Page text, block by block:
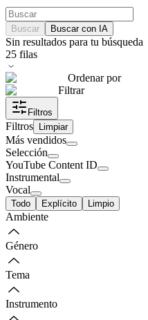
Buscar Buscar con IA
Sin resultados para tu búsqueda
25 filas
Ordenar por
Filtrar
Filtros
Filtros Limpiar
Más vendidos
Selección
YouTube Content ID
Instrumental
Vocal
Todo Explícito Limpio
Ambiente
Género
Tema
Instrumento